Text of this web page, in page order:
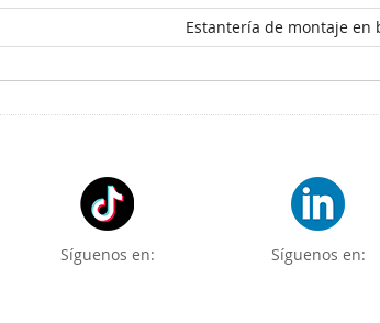
Estantería de montaje en
Síguenos en: Síguenos en: